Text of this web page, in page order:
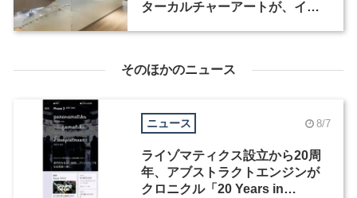
ターカルチャーアートが、イン
そのほかのニュース
ニュース 8/7
ライゾマティクス設立から20周
年、アブストラクトエンジンが
クロニクル「20 Years in